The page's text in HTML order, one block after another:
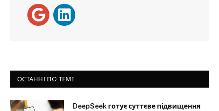
ОСТАННІ ПО ТЕМІ
DeepSeek готує суттєве підвищення